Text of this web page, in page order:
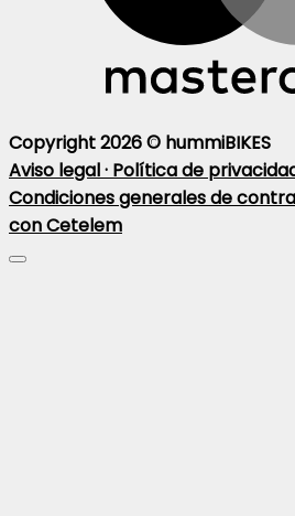
Copyright 2026 © hummiBIKES
Aviso legal · Política de
Condiciones generales de
con Cetelem